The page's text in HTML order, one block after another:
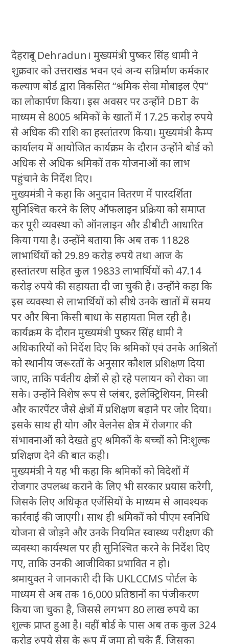
देहरादून Dehradun। मुख्यमंत्री पुष्कर सिंह धामी ने
शुक्रवार को उत्तराखंड भवन एवं अन्य सन्निर्माण कर्मकार
कल्याण बोर्ड द्वारा विकसित “श्रमिक सेवा मोबाइल ऐप”
का लोकार्पण किया। इस अवसर पर उन्होंने DBT के
माध्यम से 8005 श्रमिकों के खातों में 17.25 करोड़ रुपये
से अधिक की राशि का हस्तांतरण किया। मुख्यमंत्री कैम्प
कार्यालय में आयोजित कार्यक्रम के दौरान उन्होंने बोर्ड को
अधिक से अधिक श्रमिकों तक योजनाओं का लाभ
पहुंचाने के निर्देश दिए।
मुख्यमंत्री ने कहा कि अनुदान वितरण में पारदर्शिता
सुनिश्चित करने के लिए ऑफलाइन प्रक्रिया को समाप्त
कर पूरी व्यवस्था को ऑनलाइन और डीबीटी आधारित
किया गया है। उन्होंने बताया कि अब तक 11828
लाभार्थियों को 29.89 करोड़ रुपये तथा आज के
हस्तांतरण सहित कुल 19833 लाभार्थियों को 47.14
करोड़ रुपये की सहायता दी जा चुकी है। उन्होंने कहा कि
इस व्यवस्था से लाभार्थियों को सीधे उनके खातों में समय
पर और बिना किसी बाधा के सहायता मिल रही है।
कार्यक्रम के दौरान मुख्यमंत्री पुष्कर सिंह धामी ने
अधिकारियों को निर्देश दिए कि श्रमिकों एवं उनके आश्रितों
को स्थानीय जरूरतों के अनुसार कौशल प्रशिक्षण दिया
जाए, ताकि पर्वतीय क्षेत्रों से हो रहे पलायन को रोका जा
सके। उन्होंने विशेष रूप से प्लंबर, इलेक्ट्रिशियन, मिस्त्री
और कारपेंटर जैसे क्षेत्रों में प्रशिक्षण बढ़ाने पर जोर दिया।
इसके साथ ही योग और वेलनेस क्षेत्र में रोजगार की
संभावनाओं को देखते हुए श्रमिकों के बच्चों को निःशुल्क
प्रशिक्षण देने की बात कही।
मुख्यमंत्री ने यह भी कहा कि श्रमिकों को विदेशों में
रोजगार उपलब्ध कराने के लिए भी सरकार प्रयास करेगी,
जिसके लिए अधिकृत एजेंसियों के माध्यम से आवश्यक
कार्रवाई की जाएगी। साथ ही श्रमिकों को पीएम स्वनिधि
योजना से जोड़ने और उनके नियमित स्वास्थ्य परीक्षण की
व्यवस्था कार्यस्थल पर ही सुनिश्चित करने के निर्देश दिए
गए, ताकि उनकी आजीविका प्रभावित न हो।
श्रमायुक्त ने जानकारी दी कि UKLCCMS पोर्टल के
माध्यम से अब तक 16,000 प्रतिष्ठानों का पंजीकरण
किया जा चुका है, जिससे लगभग 80 लाख रुपये का
शुल्क प्राप्त हुआ है। वहीं बोर्ड के पास अब तक कुल 324
करोड़ रुपये सेस के रूप में जमा हो चुके हैं, जिसका